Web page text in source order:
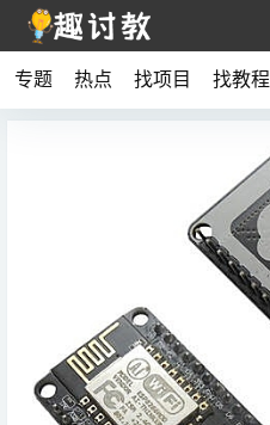
专题 热点 找项目 找教程